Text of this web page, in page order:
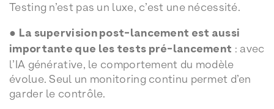
Testing n’est pas un luxe, c’est une nécessité.
● La supervision post-lancement est aussi
importante que les tests pré-lancement : avec
l’IA générative, le comportement du modèle
évolue. Seul un monitoring continu permet d’en
garder le contrôle.